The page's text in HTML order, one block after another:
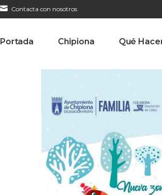
Contacta con nosotros
Portada Chipiona Qué